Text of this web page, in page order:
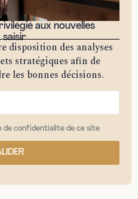
aux nouvelles
saisir
disposition des analyses
stratégiques afin de
les bonnes décisions.
de confidentialité de ce site